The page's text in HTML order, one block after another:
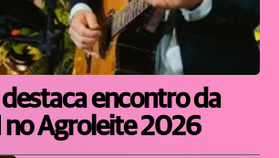
destaca encontro da
no Agroleite 2026